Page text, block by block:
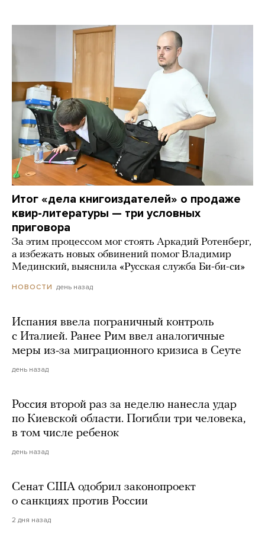
Итог «дела книгоиздателей» о продаже
квир-литературы — три условных
приговора
За этим процессом мог стоять Аркадий Ротенберг,
а избежать новых обвинений помог Владимир
Мединский, выяснила «Русская служба Би-би-си»
НОВОСТИ день назад
Испания ввела пограничный контроль
с Италией. Ранее Рим ввел аналогичные
меры из-за миграционного кризиса в Сеуте
день назад
Россия второй раз за неделю нанесла удар
по Киевской области. Погибли три человека,
в том числе ребенок
день назад
Сенат США одобрил законопроект
о санкциях против России
2 дня назад